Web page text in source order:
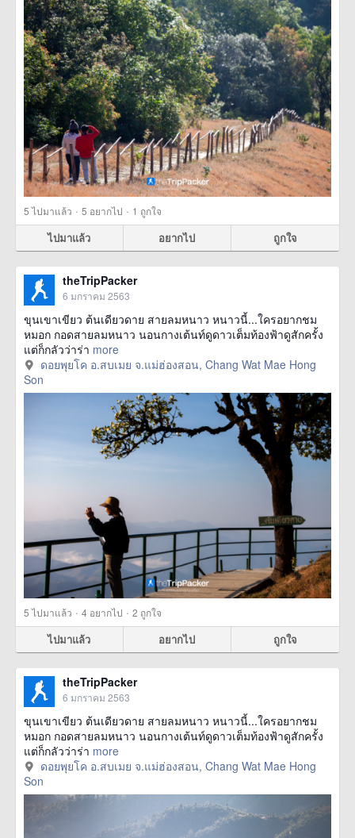
5ไปมาแล้ว · 5 อยากไป · 1 ถูกใจ
ไปมาแล้ว อยากไป ถูกใจ
theTripPacker
6 มกราคม 2563
ขุนเขาเขียว ต้นเดียวดาย สายลมหนาว หนาวนี้...ใครอยากชม
หมอก กอดสายลมหนาว นอนกางเต้นท์ดูดาวเต็มท้องฟ้าดูสักครั้ง
แต่ก็กลัวว่าร่า more
ดอยพุยโค อ.สบเมย จ.แม่ฮ่องสอน, Chang Wat Mae Hong
Son
5ไปมาแล้ว · 4 อยากไป · 2 ถูกใจ
ไปมาแล้ว อยากไป ถูกใจ
theTripPacker
6 มกราคม 2563
ขุนเขาเขียว ต้นเดียวดาย สายลมหนาว หนาวนี้...ใครอยากชม
หมอก กอดสายลมหนาว นอนกางเต้นท์ดูดาวเต็มท้องฟ้าดูสักครั้ง
แต่ก็กลัวว่าร่า more
ดอยพุยโค อ.สบเมย จ.แม่ฮ่องสอน, Chang Wat Mae Hong
Son